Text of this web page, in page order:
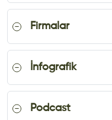
Firmalar
İnfografik
Podcast